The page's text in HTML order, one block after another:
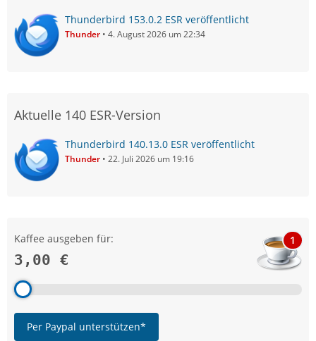
Thunderbird 153.0.2 ESR veröffentlicht
Thunder 4. August 2026 um 22:34
Aktuelle 140 ESR-Version
Thunderbird 140.13.0 ESR veröffentlicht
Thunder 22. Juli 2026 um 19:16
Kaffee ausgeben für:
3,00 €
1
Per Paypal unterstützen*